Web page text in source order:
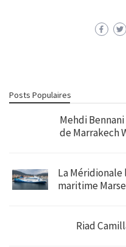
Posts Populaires
Mehdi
de Marrakech
La Méridionale
maritime
Riad